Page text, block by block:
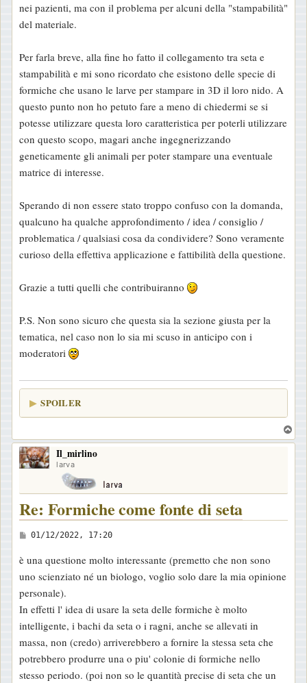
nei pazienti, ma con il problema per alcuni della "stampabilità"
del materiale.
Per farla breve, alla fine ho fatto il collegamento tra seta e
stampabilità e mi sono ricordato che esistono delle specie di
formiche che usano le larve per stampare in 3D il loro nido. A
questo punto non ho petuto fare a meno di chiedermi se si
potesse utilizzare questa loro caratteristica per poterli utilizzare
con questo scopo, magari anche ingegnerizzando
geneticamente gli animali per poter stampare una eventuale
matrice di interesse.
Sperando di non essere stato troppo confuso con la domanda,
qualcuno ha qualche approfondimento / idea / consiglio /
problematica / qualsiasi cosa da condividere? Sono veramente
curioso della effettiva applicazione e fattibilità della questione.
Grazie a tutti quelli che contribuiranno
P.S. Non sono sicuro che questa sia la sezione giusta per la
tematica, nel caso non lo sia mi scuso in anticipo con i
moderatori
SPOILER
o
Il_mirlino
larva
Re: Formiche come fonte di seta
M
s
s
a
g
g
i
o
01/12/2022, 17:20
è una questione molto interessante (premetto che non sono
uno scienziato né un biologo, voglio solo dare la mia opinione
personale).
In effetti l' idea di usare la seta delle formiche è molto
intelligente, i bachi da seta o i ragni, anche se allevati in
massa, non (credo) arriverebbero a fornire la stessa seta che
potrebbero produrre una o piu' colonie di formiche nello
stesso periodo. (poi non so le quantità precise di seta che un